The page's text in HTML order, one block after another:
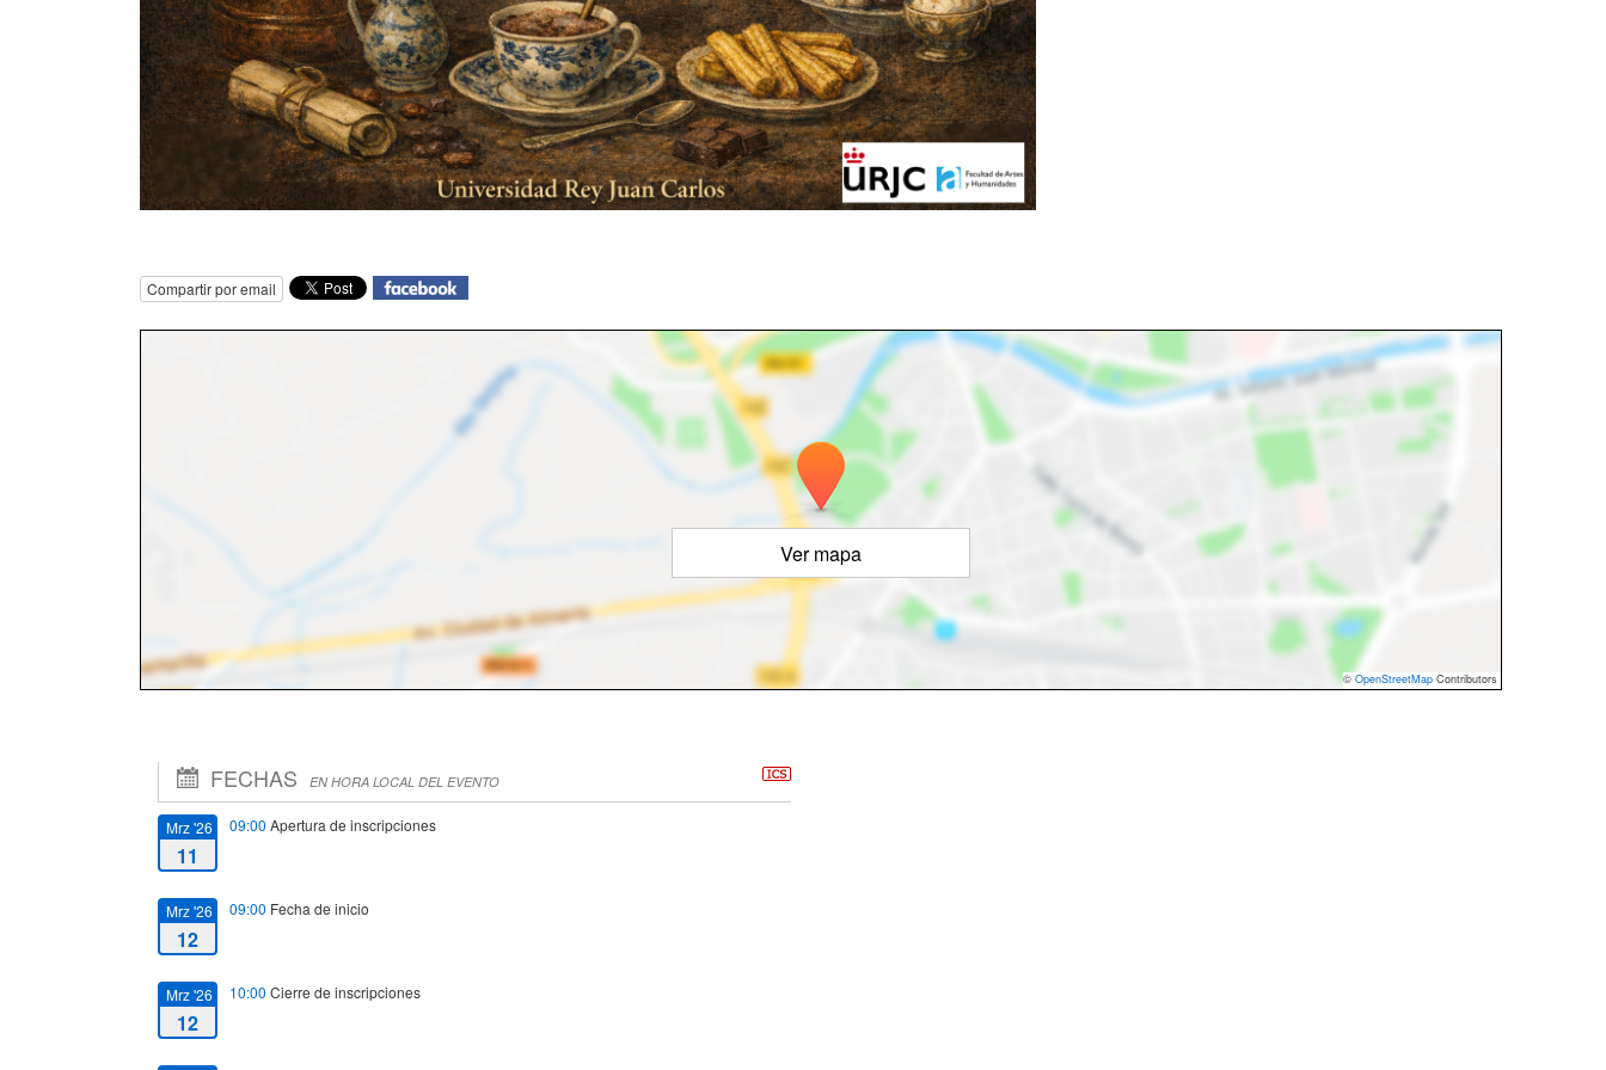
Compartir por email
Ver mapa
© OpenStreetMap Contributors
FECHAS EN HORA LOCAL DEL EVENTO
Mrz '26
11
09:00 Apertura de inscripciones
Mrz '26
12
09:00 Fecha de inicio
Mrz '26
12
10:00 Cierre de inscripciones